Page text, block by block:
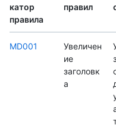
катор
правила
правил
MD001
Увеличен
ие
заголовк
а